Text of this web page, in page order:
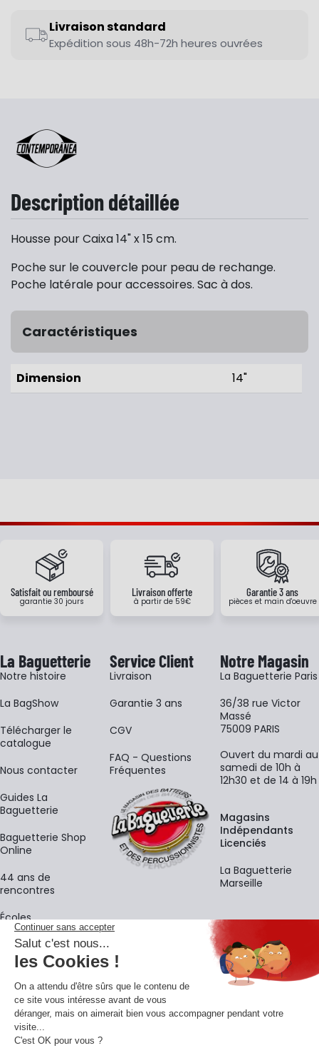
Livraison standard
Expédition sous 48h-72h heures ouvrées
Description détaillée
Housse pour Caixa 14" x 15 cm.
Poche sur le couvercle pour peau de rechange.
Poche latérale pour accessoires. Sac à dos.
Caractéristiques
Dimension 14"
Satisfait ou remboursé
garantie 30 jours
Livraison offerte
à partir de 59€
Garantie 3 ans
pièces et main d'oeuvre
La Baguetterie
Notre histoire
La BagShow
​Télécharger le
catalogue
Nous contacter
Guides La
Baguetterie
Baguetterie Shop
Online
44 ans de
rencontres
Écoles
Service Client
Livraison
Garantie 3 ans
CGV
FAQ - Questions
Fréquentes
Notre Magasin
La Baguetterie Paris
36/38 rue Victor
Massé
75009 PARIS
Ouvert du mardi au
samedi de 10h à
12h30 et de 14 à 19h
Magasins
Indépendants
Licenciés
La Baguetterie
Marseille
La newsletter
Adresse e-mail
En vous inscrivant à notre newsletter, vous acceptez notre
confidentialité.
Retrouvons-nous sur